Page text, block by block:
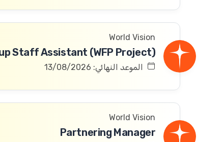
World Vision
الموعد النهائي: 13/08/2026
World Vision
Partnering Manager